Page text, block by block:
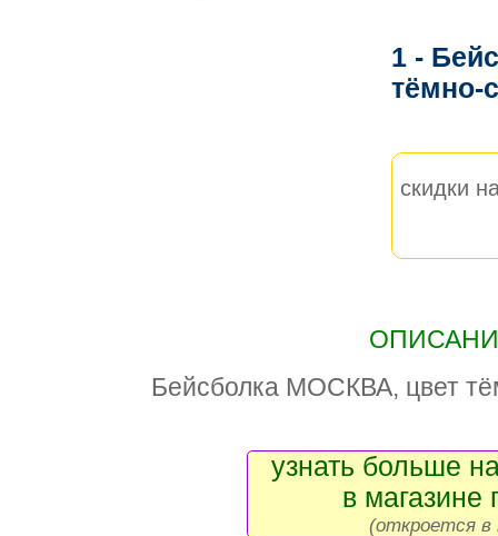
1 -
тёмно-
скидки
Бейсболка МОСКВА, цвет
узнать больше
в магазине
(откроется в